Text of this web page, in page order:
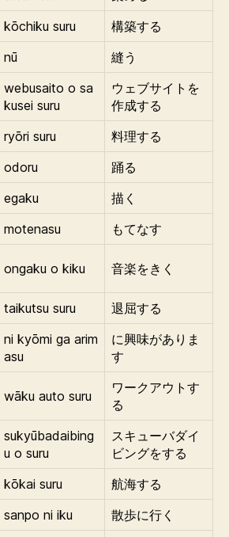
kōchiku suru
構築する
nū
縫う
webusaito o sa
kusei suru
ウェブサイトを
作成する
ryōri suru
料理する
odoru
踊る
egaku
描く
motenasu
もてなす
ongaku o kiku 音楽をきく
taikutsu suru
退屈する
ni kyōmi ga arim
asu
に興味がありま
す
wāku auto suru
ワークアウトす
る
sukyūbadaibing
u o suru
スキューバダイ
ビングをする
kōkai suru
航海する
sanpo ni iku
散歩に行く